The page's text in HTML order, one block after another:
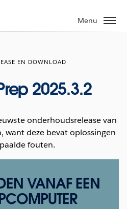
Menu
EN DOWNLOAD
2025.3.2
onderhoudsrelease van
want deze bevat oplossingen
fouten.
VANAF EEN